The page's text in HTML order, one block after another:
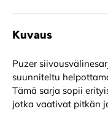
Kuvaus
Puzer
suunniteltu
Tämä sarja sopii
jotka vaativat pitkän